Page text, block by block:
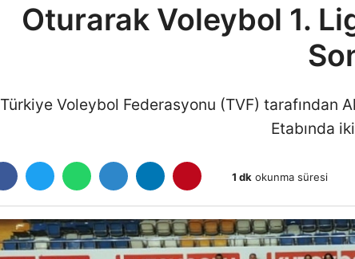
Oturarak Voleybol 1.
Türkiye Voleybol Federasyonu (TVF) tarafından
Etabında
1 dk okunma süresi